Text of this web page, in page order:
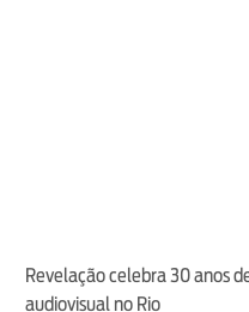
Revelação celebra 30 anos
audiovisual no Rio